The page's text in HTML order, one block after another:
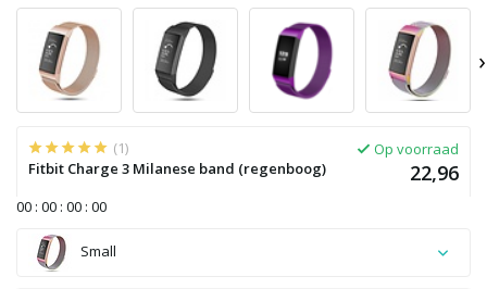
›
(1)
Fitbit Charge 3 Milanese band (regenboog)
Op voorraad
22,96
00 : 00 : 00 : 00
Small